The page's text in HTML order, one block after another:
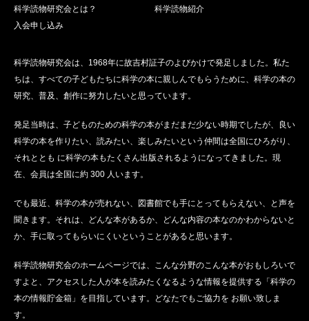
科学読物研究会とは？
科学読物紹介
入会申し込み
科学読物研究会は、1968年に故吉村証子のよびかけで発足しました。私た
ちは、すべての子どもたちに科学の本に親しんでもらうために、科学の本の
研究、普及、創作に努力したいと思っています。
発足当時は、子どものための科学の本がまだまだ少ない時期でしたが、良い
科学の本を作りたい、読みたい、楽しみたいという仲間は全国にひろがり、
それととも に科学の本もたくさん出版されるようになってきました。現
在、会員は全国に約 300 人います。
でも最近、科学の本が売れない、図書館でも手にとってもらえない、と声を
聞きます。それは、どんな本があるか、どんな内容の本なのかわからないと
か、手に取ってもらいにくいということがあると思います。
科学読物研究会のホームページでは、こんな分野のこんな本がおもしろいで
すよと、アクセスした人が本を読みたくなるような情報を提供する「科学の
本の情報貯金箱」を目指しています。どなたでもご協力を お願い致しま
す。